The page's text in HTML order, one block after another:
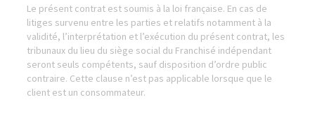
Le présent contrat est soumis à la loi française. En cas de
litiges survenu entre les parties et relatifs notamment à la
validité, l’interprétation et l’exécution du présent contrat, les
tribunaux du lieu du siège social du Franchisé indépendant
seront seuls compétents, sauf disposition d’ordre public
contraire. Cette clause n’est pas applicable lorsque que le
client est un consommateur.